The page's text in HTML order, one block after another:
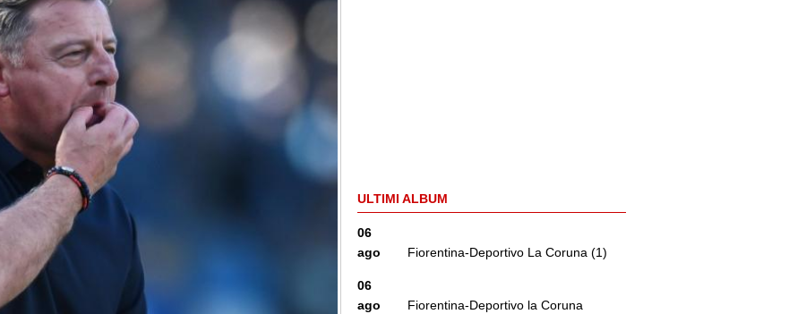
ULTIMI ALBUM
06
ago
Fiorentina-Deportivo La Coruna (1)
06
ago
Fiorentina-Deportivo la Coruna